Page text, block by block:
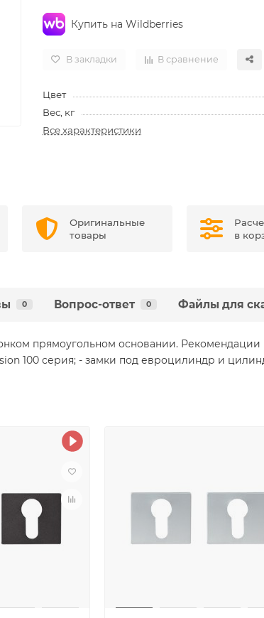
Купить на Wildberries
В закладки В сравнение
Цвет
Вес, кг
Все характеристики
Оригинальные
товары
в
0 Вопрос-ответ 0 Файлы для
прямоугольном основании.
100 серия; - замки под евроцилиндр и